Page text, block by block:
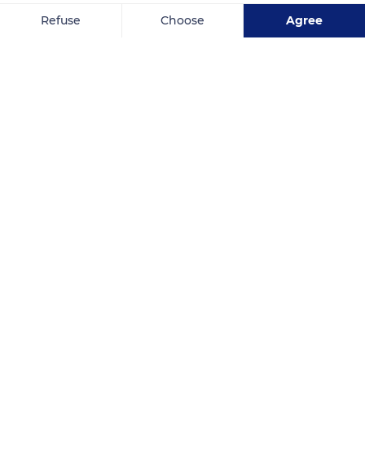
Refuse Choose Agree